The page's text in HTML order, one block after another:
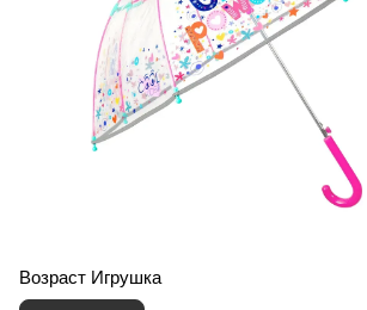
Возраст Игрушка